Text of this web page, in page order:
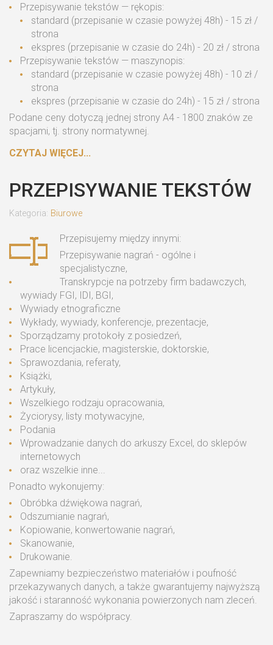
Przepisywanie tekstów — rękopis:
standard (przepisanie w czasie powyżej 48h) - 15 zł /
strona
ekspres (przepisanie w czasie do 24h) - 20 zł / strona
Przepisywanie tekstów — maszynopis:
standard (przepisanie w czasie powyżej 48h) - 10 zł /
strona
ekspres (przepisanie w czasie do 24h) - 15 zł / strona
Podane ceny dotyczą jednej strony A4 - 1800 znaków ze
spacjami, tj. strony normatywnej.
CZYTAJ WIĘCEJ...
PRZEPISYWANIE TEKSTÓW
Kategoria: Biurowe
Przepisujemy między innymi:
Przepisywanie nagrań - ogólne i
specjalistyczne,
Transkrypcje na potrzeby firm badawczych,
wywiady FGI, IDI, BGI,
Wywiady etnograficzne
Wykłady, wywiady, konferencje, prezentacje,
Sporządzamy protokoły z posiedzeń,
Prace licencjackie, magisterskie, doktorskie,
Sprawozdania, referaty,
Książki,
Artykuły,
Wszelkiego rodzaju opracowania,
Życiorysy, listy motywacyjne,
Podania
Wprowadzanie danych do arkuszy Excel, do sklepów
internetowych
oraz wszelkie inne...
Ponadto wykonujemy:
Obróbka dźwiękowa nagrań,
Odszumianie nagrań,
Kopiowanie, konwertowanie nagrań,
Skanowanie,
Drukowanie.
Zapewniamy bezpieczeństwo materiałów i poufność
przekazywanych danych, a także gwarantujemy najwyższą
jakość i staranność wykonania powierzonych nam zleceń.
Zapraszamy do współpracy.